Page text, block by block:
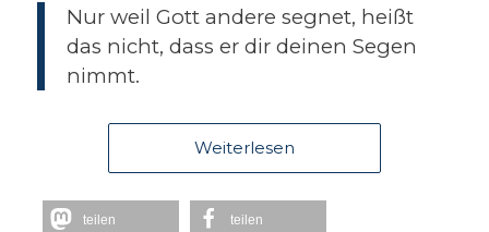
Nur weil Gott andere segnet, heißt
das nicht, dass er dir deinen Segen
nimmt.
Weiterlesen
teilen teilen